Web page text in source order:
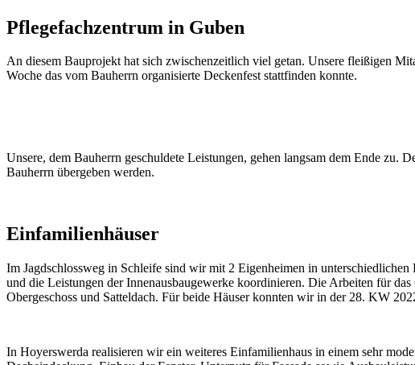
Pflegefachzentrum in Guben
An diesem Bauprojekt hat sich zwischenzeitlich viel getan. Unsere fleißigen
Woche das vom Bauherrn organisierte Deckenfest stattfinden konnte.
Unsere, dem Bauherrn geschuldete Leistungen, gehen langsam dem Ende zu.
Bauherrn übergeben werden.
Einfamilienhäuser
Im Jagdschlossweg in Schleife sind wir mit 2 Eigenheimen in
und die Leistungen der Innenausbaugewerke koordinieren. Die Arbeiten für
Obergeschoss und Satteldach. Für beide Häuser konnten wir in der 28. KW
In Hoyerswerda realisieren wir ein weiteres Einfamilienhaus in einem sehr